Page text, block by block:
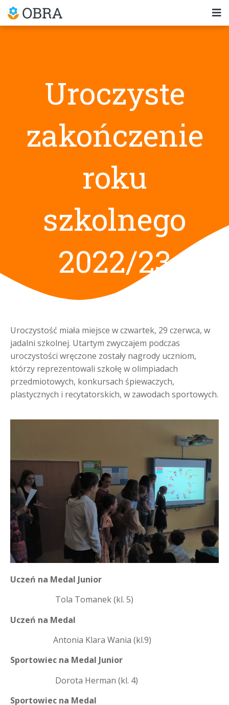
Uroczyste
zakończenie
roku
szkolnego
2022/23
Uroczystość miała miejsce w czwartek, 29 czerwca, w
jadalni szkolnej. Utartym zwyczajem podczas
uroczystości wręczone zostały nagrody uczniom,
którzy reprezentowali szkołę w olimpiadach
przedmiotowych, konkursach śpiewaczych,
plastycznych i recytatorskich, w zawodach sportowych.
Uczeń na Medal Junior
Tola Tomanek (kl. 5)
Uczeń na Medal
Antonia Klara Wania (kl.9)
Sportowiec na Medal Junior
Dorota Herman (kl. 4)
Sportowiec na Medal